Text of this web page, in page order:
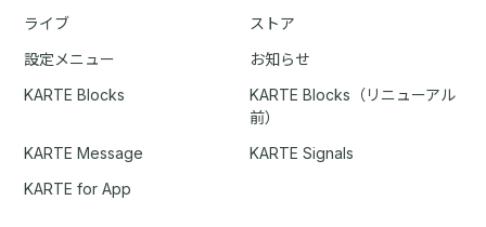
ライブ
ストア
設定メニュー
お知らせ
KARTE Blocks
KARTE Blocks（リニューアル
前）
KARTE Message
KARTE Signals
KARTE for App